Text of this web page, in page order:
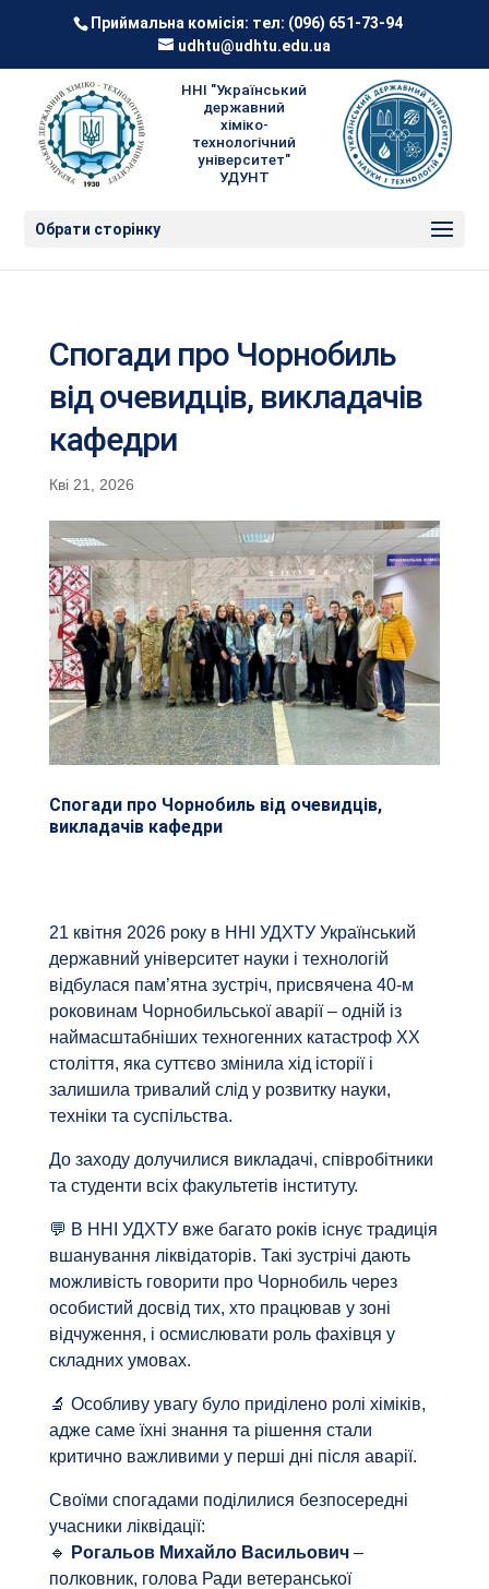
Приймальна комісія: тел: (096) 651-73-94
udhtu@udhtu.edu.ua
ННІ "Український
державний
хіміко-
технологічний
університет"
УДУНТ
Обрати сторінку
Спогади про Чорнобиль
від очевидців, викладачів
кафедри
Кві 21, 2026
Спогади про Чорнобиль від очевидців,
викладачів кафедри
21 квітня 2026 року в ННІ УДХТУ Український
державний університет науки і технологій
відбулася пам’ятна зустріч, присвячена 40-м
роковинам Чорнобильської аварії – одній із
наймасштабніших техногенних катастроф ХХ
століття, яка суттєво змінила хід історії і
залишила тривалий слід у розвитку науки,
техніки та суспільства.
До заходу долучилися викладачі, співробітники
та студенти всіх факультетів інституту.
💬 В ННІ УДХТУ вже багато років існує традиція
вшанування ліквідаторів. Такі зустрічі дають
можливість говорити про Чорнобиль через
особистий досвід тих, хто працював у зоні
відчуження, і осмислювати роль фахівця у
складних умовах.
🔬 Особливу увагу було приділено ролі хіміків,
адже саме їхні знання та рішення стали
критично важливими у перші дні після аварії.
Своїми спогадами поділилися безпосередні
учасники ліквідації:
🔹
Рогальов Михайло Васильович–
полковник, голова Ради ветеранської